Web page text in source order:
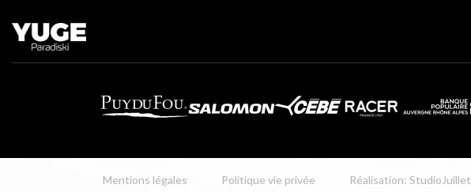
Mentions légales Politique vie privée Réalisation: StudioJuillet